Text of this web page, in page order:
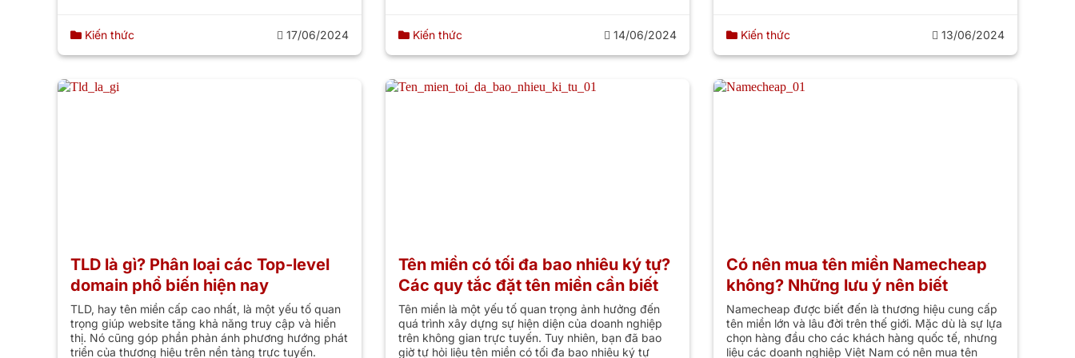
Kiến thức 17/06/2024 Kiến thức 14/06/2024 Kiến thức 13/06/2024
TLD là gì? Phân loại các Top-level
domain phổ biến hiện nay
TLD, hay tên miền cấp cao nhất, là một yếu tố quan
trọng giúp website tăng khả năng truy cập và hiển
thị. Nó cũng góp phần phản ánh phương hướng phát
triển của thương hiệu trên nền tảng trực tuyến.
Tên miền có tối đa bao nhiêu ký tự?
Các quy tắc đặt tên miền cần biết
Tên miền là một yếu tố quan trọng ảnh hưởng đến
quá trình xây dựng sự hiện diện của doanh nghiệp
trên không gian trực tuyến. Tuy nhiên, bạn đã bao
giờ tự hỏi liệu tên miền có tối đa bao nhiêu ký tự
Có nên mua tên miền Namecheap
không? Những lưu ý nên biết
Namecheap được biết đến là thương hiệu cung cấp
tên miền lớn và lâu đời trên thế giới. Mặc dù là sự lựa
chọn hàng đầu cho các khách hàng quốc tế, nhưng
liệu các doanh nghiệp Việt Nam có nên mua tên